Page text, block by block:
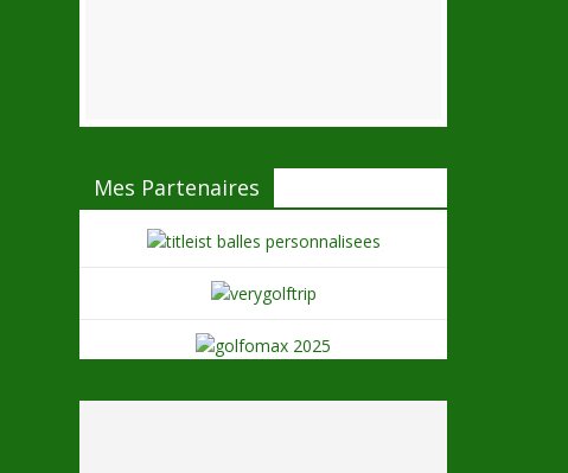
Mes Partenaires